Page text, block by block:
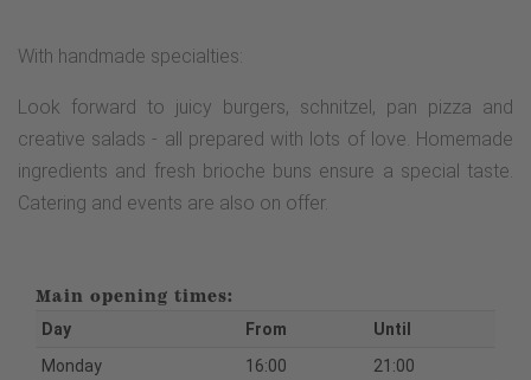
With handmade specialties:
Look forward to juicy burgers, schnitzel, pan pizza and
creative salads - all prepared with lots of love. Homemade
ingredients and fresh brioche buns ensure a special taste.
Catering and events are also on offer.
Main opening times:
Day From
Until
Monday
16:00
21:00